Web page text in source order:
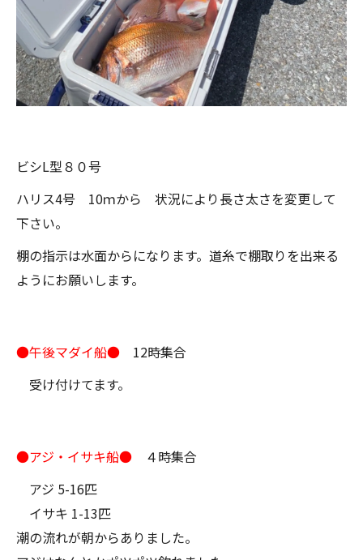
ビシL型８０号
ハリス4号 10ｍから 状況により長さ太さを変更して
下さい。
棚の指示は水面からになります。道糸で棚取りを出来る
ようにお願いします。
●午後マダイ船● 12時集合
受け付けてます。
●アジ・イサキ船● ４時集合
アジ 5-16匹
イサキ 1-13匹
潮の流れが朝からありました。